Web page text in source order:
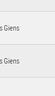
Giens
Giens